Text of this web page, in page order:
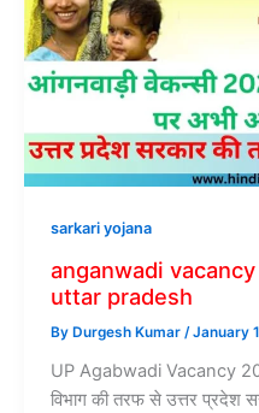
sarkari yojana
anganwadi
uttar pradesh
By Durgesh Kumar /January
UP Agabwadi Vacancy
विभाग की तरफ से उत्तर प्रदेश